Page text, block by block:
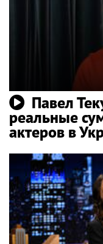
Павел
реальные
актеров в